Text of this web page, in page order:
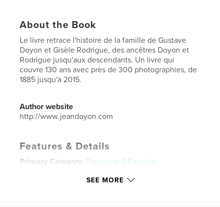
About the Book
Le livre retrace l'histoire de la famille de Gustave
Doyon et Gisèle Rodrigue, des ancêtres Doyon et
Rodrigue jusqu'aux descendants. Un livre qui
couvre 130 ans avec près de 300 photographies, de
1885 jusqu'à 2015.
Author website
http://www.jeandoyon.com
Features & Details
Primary Category: Parenting & Families
Standard Landscape, 10×8 in, 25×20
SEE MORE